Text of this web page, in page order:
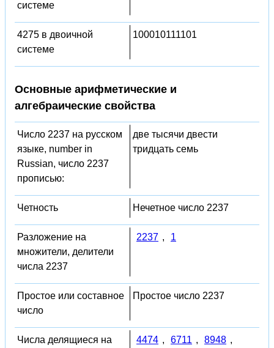
системе
4275 в двоичной
системе
100010111101
Основные арифметические и
алгебраические свойства
Число 2237 на русском
языке, number in
Russian, число 2237
прописью:
две тысячи двести
тридцать семь
Четность Нечетное число 2237
Разложение на
множители, делители
числа 2237
2237 , 1
Простое или составное
число
Простое число 2237
Числа делящиеся на
4474 , 6711 , 8948 ,